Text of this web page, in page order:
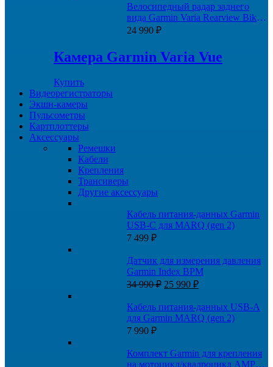
Велосипедный радар заднего
вида Garmin Varia Rearview Bike
Radar RTL500
24 990 ₽
Камера Garmin Varia Vue
Купить
Видеорегистраторы
Экшн-камеры
Пульсометры
Картплоттеры
Аксессуары
Ремешки
Кабели
Крепления
Трансиверы
Другие аксессуары
Кабель питания-данных Garmin
USB-C для MARQ (gen 2)
7 499 ₽
Датчик для измерения давления
Garmin Index BPM
34 990₽ Первоначальная
составляла
34
25 990 ₽Текущая
25
990 ₽.
Кабель питания-данных USB-A
для Garmin MARQ (gen 2)
7 990 ₽
Комплект Garmin для крепления
на мотоцикл/квадроцикл AMPS с